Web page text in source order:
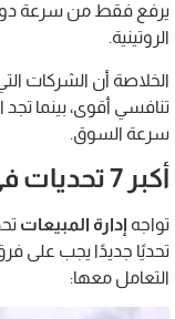
يرفع فقط من سرعة دورة
الروتينية.
الخلاصة أن الشركات
تنافسي أقوى، بينما
سرعة السوق.
أكبر 7 تحديات في إدارة المبيعات: كيف تتغلب عليها؟
تواجه إدارة المبيعات
تحديًا جديدًا يجب على
التعامل معها: